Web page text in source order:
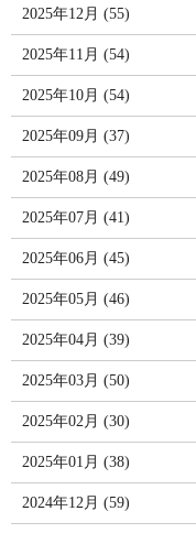
2025年12月 (55)
2025年11月 (54)
2025年10月 (54)
2025年09月 (37)
2025年08月 (49)
2025年07月 (41)
2025年06月 (45)
2025年05月 (46)
2025年04月 (39)
2025年03月 (50)
2025年02月 (30)
2025年01月 (38)
2024年12月 (59)